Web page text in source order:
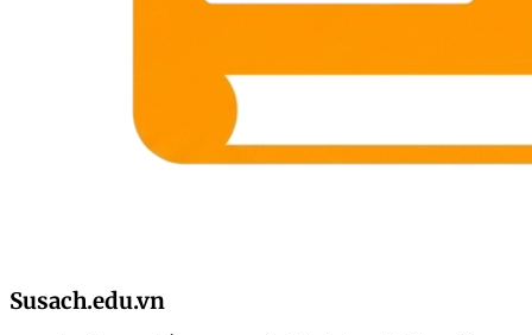
2024-10-24 00:18:14
gợi cảm mà còn mang đến những trải nghiệm thú vị.
Susach.edu.vn